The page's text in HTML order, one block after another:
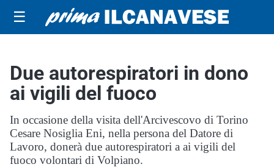
☰
Due autorespiratori in dono
ai vigili del fuoco
In occasione della visita dell'Arcivescovo di Torino
Cesare Nosiglia Eni, nella persona del Datore di
Lavoro, donerà due autorespiratori a ai vigili del
fuoco volontari di Volpiano.